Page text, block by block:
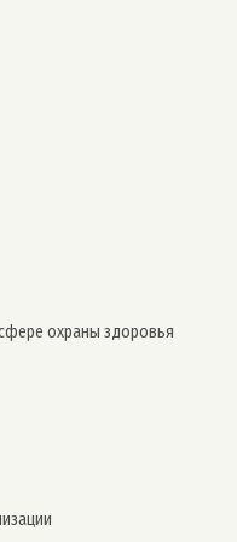
охраны здоровья